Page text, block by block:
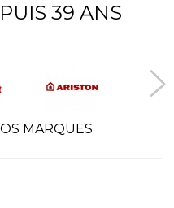
39 ANS
MARQUES